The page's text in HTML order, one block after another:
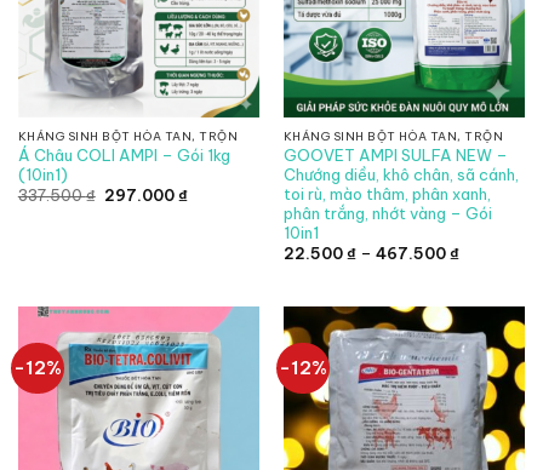
KHÁNG SINH BỘT HÒA TAN, TRỘN
Á Châu COLI AMPI – Gói 1kg
(10in1)
337.500₫ Giá
297.000₫Giá
KHÁNG SINH BỘT HÒA TAN, TRỘN
GOOVET AMPI SULFA NEW –
Chướng diều, khô chân, sã cánh,
toi rù, mào thâm, phân xanh,
phân trắng, nhớt vàng – Gói
10in1
22.500₫ – 467.500₫Khoảng
đến
467.500 ₫
-12% -12%